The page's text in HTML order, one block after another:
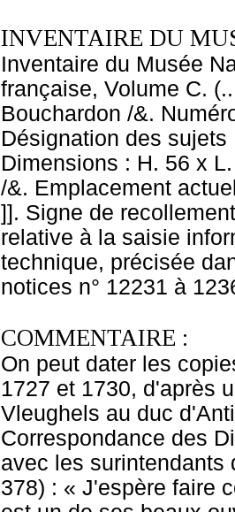
INVENTAIRE DU
Inventaire du Musée
française, Volume C.
Bouchardon /&.
Désignation des
Dimensions : H. 56 x
/&. Emplacement
]]. Signe de
relative à la saisie
technique, précisée
notices n° 12231 à
COMMENTAIRE :
On peut dater les
1727 et 1730, d'après
Vleughels au duc
Correspondance des
avec les surintendants
378) : « J'espère faire